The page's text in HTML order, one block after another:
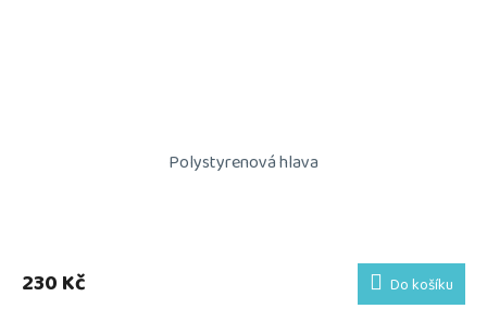
Polystyrenová hlava
230 Kč Do košíku